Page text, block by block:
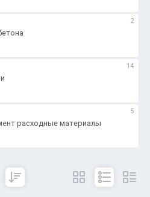
2
14
расходные материалы
5